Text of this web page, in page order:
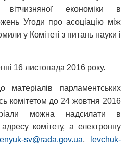
вітчизняної економіки в
Угоди про асоціацію між
у Комітеті з питань науки і
16 листопада 2016 року.
матеріалів парламентських
комітетом до 24 жовтня 2016
можна надсилати в
комітету, а електронну
sv@rada.gov.ua,
levchuk-